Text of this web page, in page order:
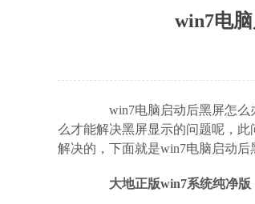
win7电
win7电脑启动后黑屏怎么办
么才能解决黑屏显示的问题呢，
解决的，下面就是win7电脑启动后
大地正版win7系统纯净版